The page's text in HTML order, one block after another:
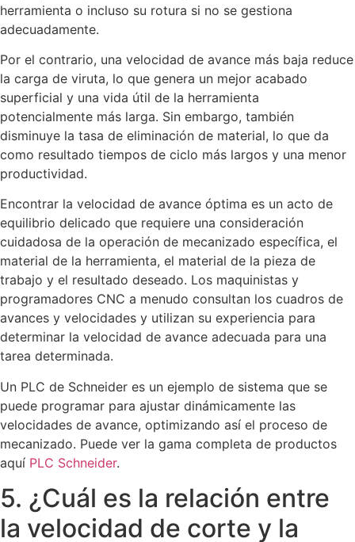
herramienta o incluso su rotura si no se gestiona
adecuadamente.
Por el contrario, una velocidad de avance más baja reduce
la carga de viruta, lo que genera un mejor acabado
superficial y una vida útil de la herramienta
potencialmente más larga. Sin embargo, también
disminuye la tasa de eliminación de material, lo que da
como resultado tiempos de ciclo más largos y una menor
productividad.
Encontrar la velocidad de avance óptima es un acto de
equilibrio delicado que requiere una consideración
cuidadosa de la operación de mecanizado específica, el
material de la herramienta, el material de la pieza de
trabajo y el resultado deseado. Los maquinistas y
programadores CNC a menudo consultan los cuadros de
avances y velocidades y utilizan su experiencia para
determinar la velocidad de avance adecuada para una
tarea determinada.
Un PLC de Schneider es un ejemplo de sistema que se
puede programar para ajustar dinámicamente las
velocidades de avance, optimizando así el proceso de
mecanizado. Puede ver la gama completa de productos
aquí PLC Schneider.
5. ¿Cuál es la relación entre
la velocidad de corte y la